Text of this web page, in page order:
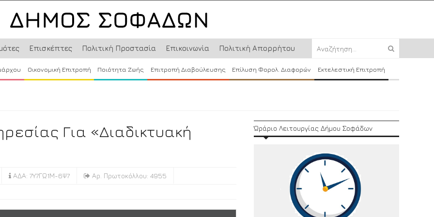
Επισκέπτες Πολιτική Προστασία Επικοινωνία Πολιτική Απορρήτου
Οικονομική Επιτροπή Ποιότητα Ζωής Επιτροπή Διαβούλευσης Επίλυση Φορολ. Διαφορών Εκτελεστική Επιτροπή
Για «Διαδικτυακή
ΑΔΑ: 7Υ7ΓΩ1Μ-6Ψ7 Αρ. Πρωτοκόλλου: 4955
Ώράριο Λειτουργίας Δήμου Σοφάδων